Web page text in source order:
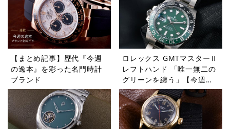
【まとめ記事】歴代『今週
の逸本』を彩った名門時計
ブランド
ロレックス GMTマスターⅡ
レフトハンド 「唯一無二の
グリーンを纏う」【今週の
逸本 Vol.365】